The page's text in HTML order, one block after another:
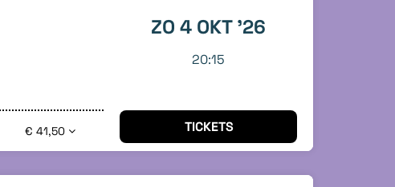
€ 41,50
ZO 4 OKT '26
20:15
TICKETS